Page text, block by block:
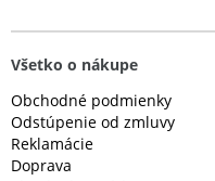
Všetko o nákupe
Obchodné podmienky
Odstúpenie od zmluvy
Reklamácie
Doprava